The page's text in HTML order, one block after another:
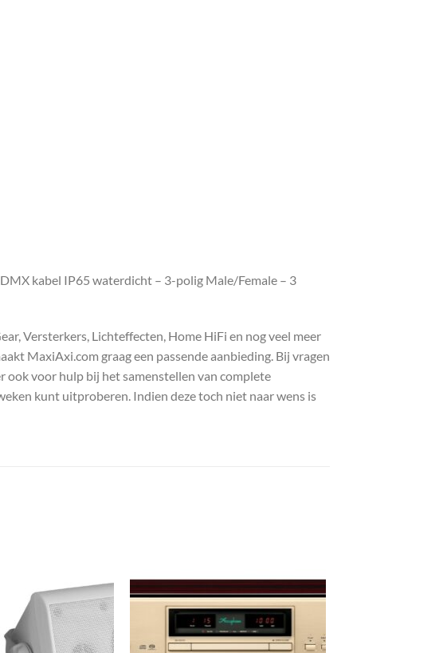
kabel IP65 waterdicht – 3-polig Male/Female – 3
Versterkers, Lichteffecten, Home HiFi en nog veel meer
MaxiAxi.com graag een passende aanbieding. Bij vragen
ook voor hulp bij het samenstellen van complete
kunt uitproberen. Indien deze toch niet naar wens is
Toevoegen
aan
wenslijst
Toevoegen
aan
wenslijst